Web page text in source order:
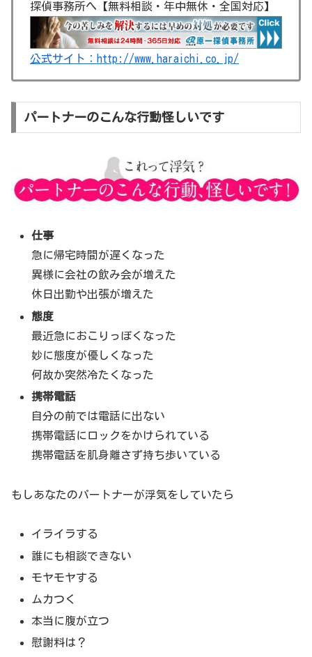
探偵事務所へ【無料相談・年中無休・全国対応】
公式サイト：http://www.haraichi.co.jp/
パートナーのこんな行動怪しいです
仕事
急に帰宅時間が遅くなった
異様に会社の飲み会が増えた
休日出勤や出張が増えた
態度
最近急におこりっぽくなった
妙に態度が優しくなった
何故か突然冷たくなった
携帯電話
自分の前では電話に出ない
携帯電話にロックをかけられている
携帯電話を肌身離さず持ち歩いている
もしあなたのパートナーが浮気をしていたら
イライラする
誰にも相談できない
モヤモヤする
ムカつく
本当に腹が立つ
慰謝料は？